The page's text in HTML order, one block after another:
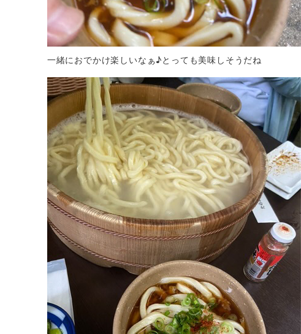
一緒におでかけ楽しいなぁ♪とっても美味しそうだね